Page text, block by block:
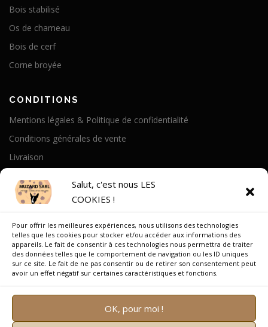
Salut, c'est nous LES
COOKIES !
Pour offrir les meilleures expériences, nous utilisons des technologies
telles que les cookies pour stocker et/ou accéder aux informations des
appareils. Le fait de consentir à ces technologies nous permettra de traiter
des données telles que le comportement de navigation ou les ID uniques
sur ce site. Le fait de ne pas consentir ou de retirer son consentement peut
avoir un effet négatif sur certaines caractéristiques et fonctions.
OK, pour moi !
Bois stabilisé
Os de chameau
Bois de cerf
Corne broyée
CONDITIONS
Mentions légales & Politique de confidentialité
Conditions générales de vente
Livraison
Notre Histoire
On parle de nous
Recrutement